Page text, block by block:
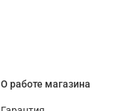
О работе магазина